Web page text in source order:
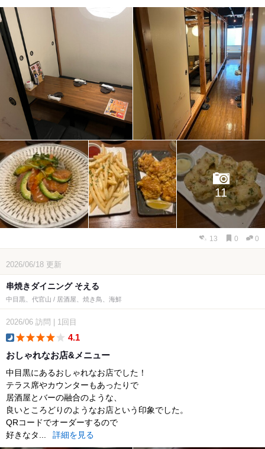
11
13 0 0
2026/06/18 更新
串焼きダイニング そえる
中目黒、代官山 / 居酒屋、焼き鳥、海鮮
2026/06 訪問 1回目
4.1
おしゃれなお店&メニュー
中目黒にあるおしゃれなお店でした！
テラス席やカウンターもあったりで
居酒屋とバーの融合のような、
良いところどりのようなお店という印象でした。
QRコードでオーダーするので
好きなタ...
詳細を見る